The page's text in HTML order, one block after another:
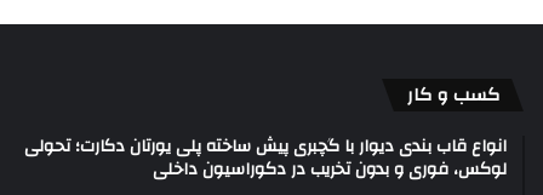
کسب و کار
انواع قاب بندی دیوار با گچبری پیش ساخته پلی یورتان دکارت؛ تحولی
لوکس، فوری و بدون تخریب در دکوراسیون داخلی